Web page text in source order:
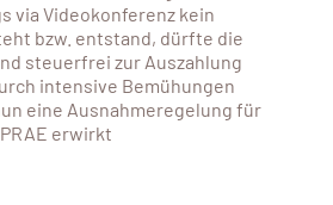
via Videokonferenz kein
bzw. entstand, dürfte die
steuerfrei zur Auszahlung
intensive Bemühungen
eine Ausnahmeregelung für
erwirkt